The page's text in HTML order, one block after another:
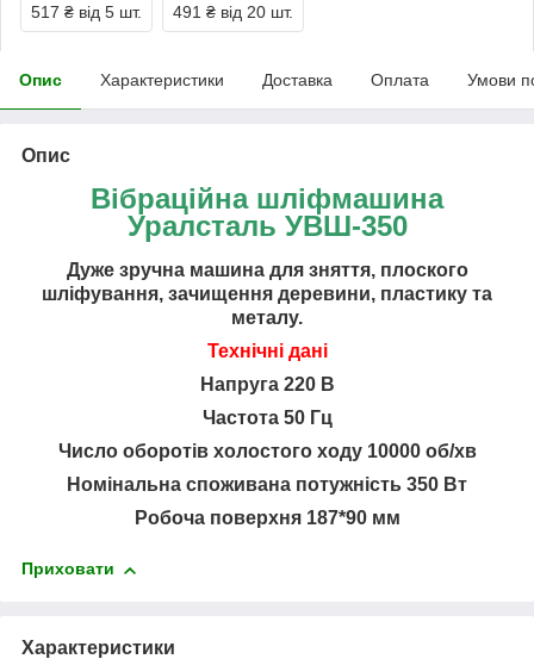
517 ₴ від 5 шт. 491 ₴ від 20 шт.
Опис Характеристики Доставка Оплата Умови
Опис
Вібраційна шліфмашина
Уралсталь УВШ-350
Дуже зручна машина для зняття, плоского
шліфування, зачищення деревини, пластику та
металу.
Технічні дані
Напруга 220 В
Частота 50 Гц
Число оборотів холостого ходу 10000 об/хв
Номінальна споживана потужність 350 Вт
Робоча поверхня 187*90 мм
Приховати
Характеристики